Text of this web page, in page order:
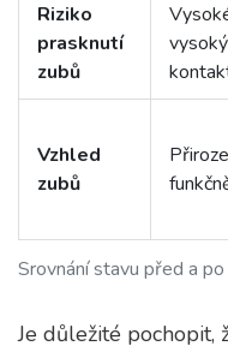
Srovnání stavu před a
Riziko
prasknutí
zubů
Vzhled
zubů
Je důležité pochopit,